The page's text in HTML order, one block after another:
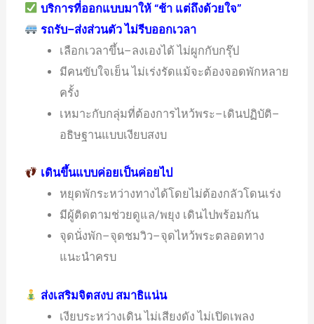
บริการที่ออกแบบมาให้ “ช้า แต่ถึงด้วยใจ”
รถรับ–ส่งส่วนตัว ไม่รีบออกเวลา
เลือกเวลาขึ้น–ลงเองได้ ไม่ผูกกับกรุ๊ป
มีคนขับใจเย็น ไม่เร่งรัดแม้จะต้องจอดพักหลาย
ครั้ง
เหมาะกับกลุ่มที่ต้องการไหว้พระ–เดินปฏิบัติ–
อธิษฐานแบบเงียบสงบ
เดินขึ้นแบบค่อยเป็นค่อยไป
หยุดพักระหว่างทางได้โดยไม่ต้องกลัวโดนเร่ง
มีผู้ติดตามช่วยดูแล/พยุง เดินไปพร้อมกัน
จุดนั่งพัก–จุดชมวิว–จุดไหว้พระตลอดทาง
แนะนำครบ
ส่งเสริมจิตสงบ สมาธิแน่น
เงียบระหว่างเดิน ไม่เสียงดัง ไม่เปิดเพลง